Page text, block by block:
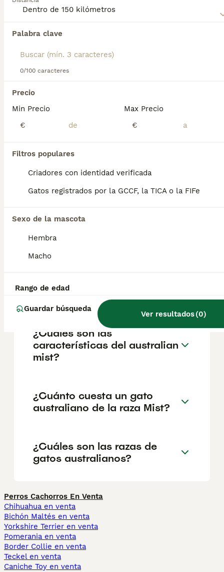
Palabra clave
0/100 caracteres
Precio
Min Precio
€
Max Precio
€
Filtros populares
Criadores con identidad verificada
Gatos registrados por la GCCF, la TICA o la FIFe
Sexo de la mascota
Hembra
Macho
Rango de edad
Guardar búsqueda
Ver resultados(0)
Encontramos 0 Australian Mist Gatos en
Si deseas exactamente esta búsqueda guarda tu
búsqueda y espera el resultado perfecto:
Preguntas frecuentes
¿Son saludables para los
gatos las brumas
australianas?
sana con pocos problemas genéticos . Sin
periódicas ayudan a detectar afecciones
enfermedades dentales, obesidad y
lo que los convierte en compañeros de larga
¿Cuáles son las
características del australian
mist?
¿Cuánto cuesta un gato
australiano de la raza Mist?
¿Cuáles son las razas de
gatos australianos?
Perros Cachorros En Venta
Chihuahua en venta
Bichón Maltés en venta
Yorkshire Terrier en venta
Pomerania en venta
Border Collie en venta
Teckel en venta
Caniche Toy en venta